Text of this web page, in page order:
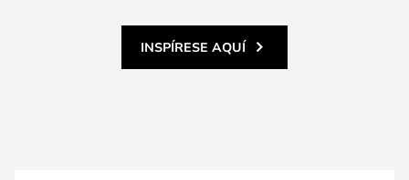
INSPÍRESE AQUÍ